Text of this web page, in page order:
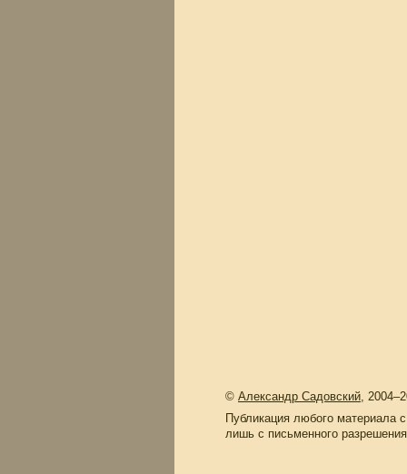
© Александр Садовский ,
Публикация любого материала
лишь с письменного